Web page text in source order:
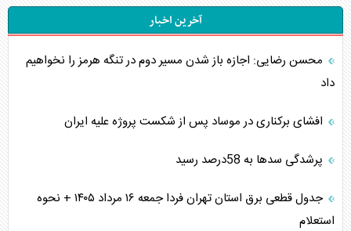
آخرین اخبار
محسن رضایی: اجازه باز شدن مسیر دوم در تنگه هرمز را نخواهیم
داد
افشای برکناری در موساد پس از شکست پروژه علیه ایران
پرشدگی سدها به 58درصد رسید
جدول قطعی برق استان تهران فردا جمعه ۱۶ مرداد ۱۴۰۵ + نحوه
استعلام